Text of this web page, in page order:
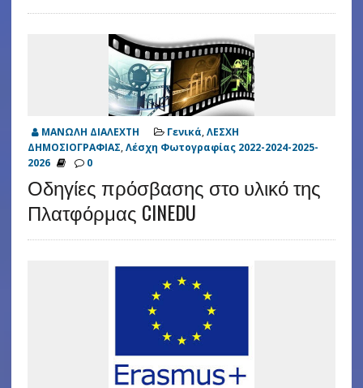
ΜΑΝΩΛΗ ΔΙΑΛΕΧΤΗ Γενικά,ΛΕΣΧΗ
ΔΗΜΟΣΙΟΓΡΑΦΙΑΣ,Λέσχη Φωτογραφίας 2022-2024-2025-
2026
0
Οδηγίες πρόσβασης στο υλικό της
Πλατφόρμας CINEDU